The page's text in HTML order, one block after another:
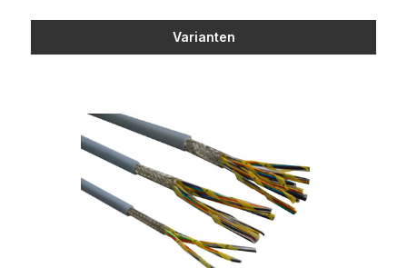
Varianten